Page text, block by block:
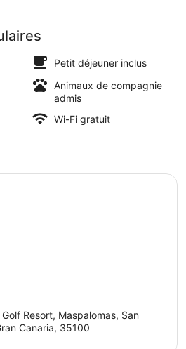
7 piscines extérieures, chaises
Petit déjeuner inclus
Animaux de compagnie
admis
Wi-Fi gratuit
Resort, Maspalomas, San
Canaria, 35100